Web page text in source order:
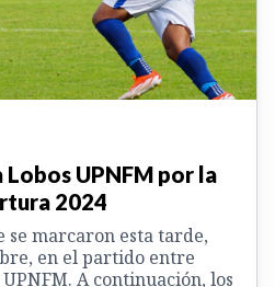
UPNFM por la
2024
se marcaron esta tarde,
en el partido entre
A continuación, los